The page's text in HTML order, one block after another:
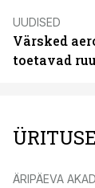
UUDISED
Värsked
toetavad
ÄRIPÄEVA